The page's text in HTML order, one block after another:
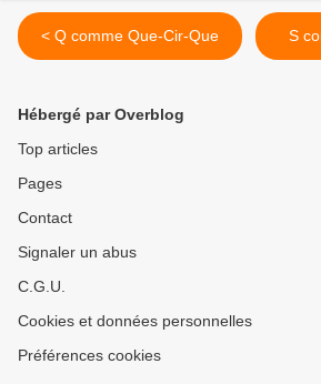
< Q comme Que-Cir-Que
Hébergé par Overblog
Top articles
Pages
Contact
Signaler un abus
C.G.U.
Cookies et données personnelles
Préférences cookies